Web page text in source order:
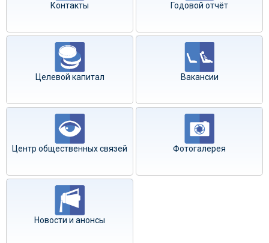
Контакты Годовой отчёт
Целевой капитал Вакансии
Центр общественных связей Фотогалерея
Новости и анонсы